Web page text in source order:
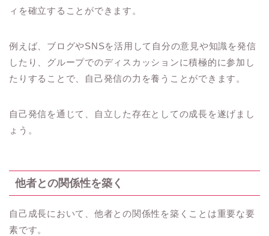
ィを確立することができます。
例えば、ブログやSNSを活用して自分の意見や知識を発信
したり、グループでのディスカッションに積極的に参加し
たりすることで、自己発信の力を養うことができます。
自己発信を通じて、自立した存在としての成長を遂げまし
ょう。
他者との関係性を築く
自己成長において、他者との関係性を築くことは重要な要
素です。